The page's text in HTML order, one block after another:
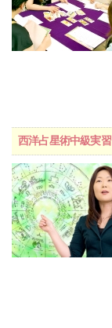
西洋占星術中級実